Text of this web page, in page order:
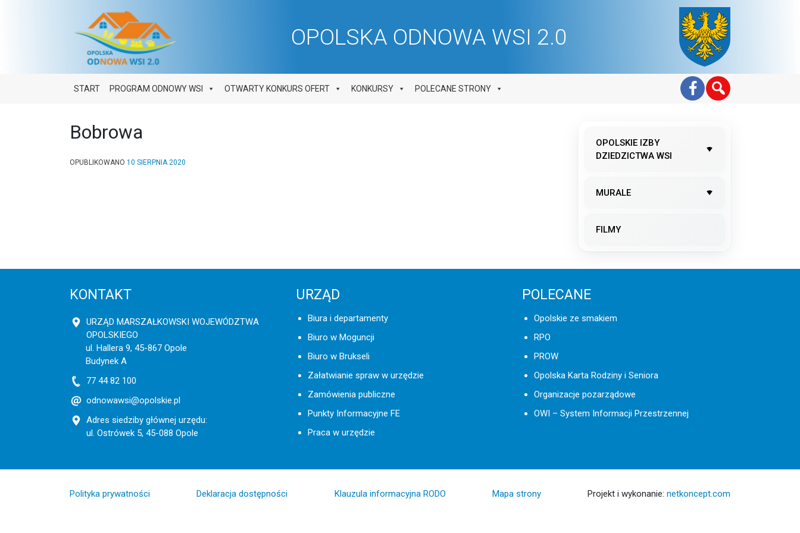
Main Navigation OPOLSKA ODNOWA WSI 2.0
START PROGRAM ODNOWY WSI OTWARTY KONKURS OFERT KONKURSY POLECANE STRONY
Bobrowa
OPUBLIKOWANO 10 SIERPNIA 2020
OPOLSKIE IZBY
DZIEDZICTWA WSI
MURALE
FILMY
KONTAKT
URZĄD MARSZAŁKOWSKI WOJEWÓDZTWA
OPOLSKIEGO
ul. Hallera 9, 45-867 Opole
Budynek A
77 44 82 100
odnowawsi@opolskie.pl
Adres siedziby głównej urzędu:
ul. Ostrówek 5, 45-088 Opole
URZĄD
Biura i departamenty
Biuro w Moguncji
Biuro w Brukseli
Załatwianie spraw w urzędzie
Zamówienia publiczne
Punkty Informacyjne FE
Praca w urzędzie
POLECANE
Opolskie ze smakiem
RPO
PROW
Opolska Karta Rodziny i Seniora
Organizacje pozarządowe
OWI – System Informacji Przestrzennej
Polityka prywatności Deklaracja dostępności Klauzula informacyjna RODO Mapa strony Projekt i wykonanie: netkoncept.com